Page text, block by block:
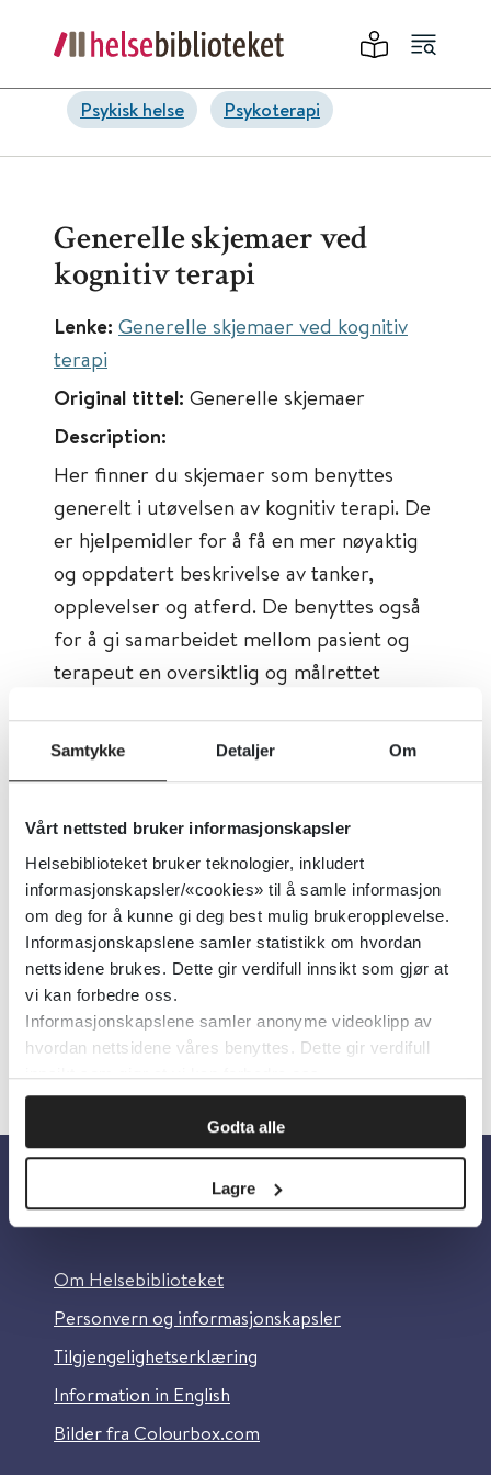
Samtykke Detaljer Om
Vårt nettsted bruker informasjonskapsler
Helsebiblioteket bruker teknologier, inkludert
informasjonskapsler/«cookies» til å samle informasjon
om deg for å kunne gi deg best mulig brukeropplevelse.
Informasjonskapslene samler statistikk om hvordan
nettsidene brukes. Dette gir verdifull innsikt som gjør at
vi kan forbedre oss.
Informasjonskapslene samler anonyme videoklipp av
hvordan nettsidene våres benyttes. Dette gir verdifull
innsikt som gjør at vi kan forbedre oss.
Godta alle
Lagre
Psykisk helse Psykoterapi
Generelle skjemaer ved
kognitiv terapi
Lenke: Generelle skjemaer ved kognitiv
terapi
Original tittel: Generelle skjemaer
Description:
Her finner du skjemaer som benyttes
generelt i utøvelsen av kognitiv terapi. De
er hjelpemidler for å få en mer nøyaktig
og oppdatert beskrivelse av tanker,
opplevelser og atferd. De benyttes også
for å gi samarbeidet mellom pasient og
terapeut en oversiktlig og målrettet
Tema:Psykisk helse, Psykoterapi
Dokumenttype:Verktøy
Utgiver:Norsk Forening for Kognitiv
Terapi
Språk:Norsk
Om oss
Om Helsebiblioteket
Personvern og informasjonskapsler
Tilgjengelighetserklæring
Information in English
Bilder fra Colourbox.com